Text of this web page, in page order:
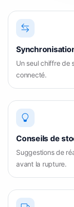
Un seul chiffre de
connecté.
Conseils de
Suggestions de
avant la rupture.